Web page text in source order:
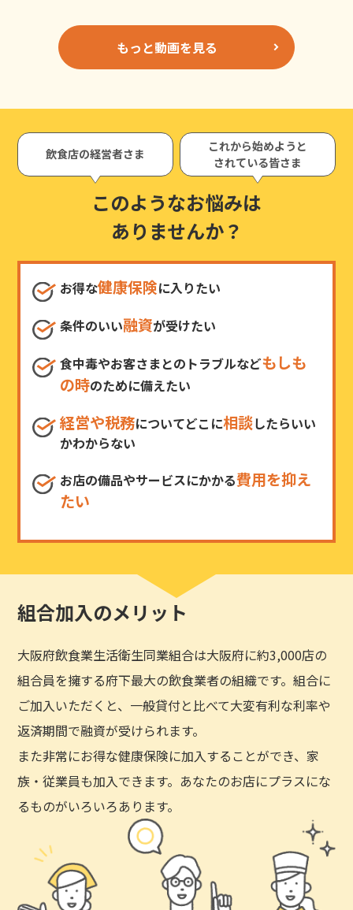
もっと動画を見る
飲食店の経営者さま
これから始めようと
されている皆さま
このようなお悩みは
ありませんか？
お得な健康保険に入りたい
条件のいい融資が受けたい
食中毒やお客さまとのトラブルなどもしも
の時のために備えたい
経営や税務についてどこに相談したらいい
かわからない
お店の備品やサービスにかかる費用を抑え
たい
組合加入のメリット
大阪府飲食業生活衛生同業組合は大阪府に約3,000店の
組合員を擁する府下最大の飲食業者の組織です。組合に
ご加入いただくと、一般貸付と比べて大変有利な利率や
返済期間で融資が受けられます。
また非常にお得な健康保険に加入することができ、家
族・従業員も加入できます。あなたのお店にプラスにな
るものがいろいろあります。